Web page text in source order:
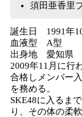
須田亜香里
誕生日 1991年
血液型 A型
出身地 愛知県
2009年11月に行
合格しメンバー
を務める。
SKE48に入るま
り、その体の柔